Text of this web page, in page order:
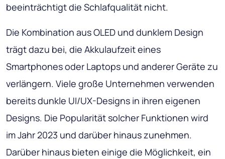
beeinträchtigt die Schlafqualität nicht.
Die Kombination aus OLED und dunklem Design
trägt dazu bei, die Akkulaufzeit eines
Smartphones oder Laptops und anderer Geräte zu
verlängern. Viele große Unternehmen verwenden
bereits dunkle UI/UX-Designs in ihren eigenen
Designs. Die Popularität solcher Funktionen wird
im Jahr 2023 und darüber hinaus zunehmen.
Darüber hinaus bieten einige die Möglichkeit, ein